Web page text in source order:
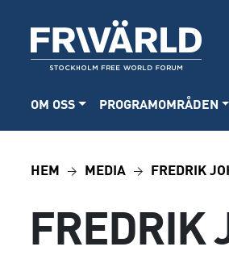
OM OSS PROGRAMOMRÅDEN
HEM MEDIA FREDRIK
FREDRIK